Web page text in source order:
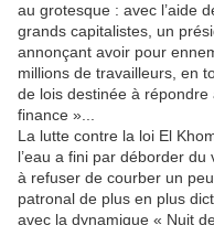
au grotesque : avec l’aide
grands capitalistes, un
annonçant avoir pour
millions de travailleurs, en
de lois destinée à
finance »...
La lutte contre la loi El
l’eau a fini par déborder
à refuser de courber un
patronal de plus en plus
avec la dynamique « Nuit